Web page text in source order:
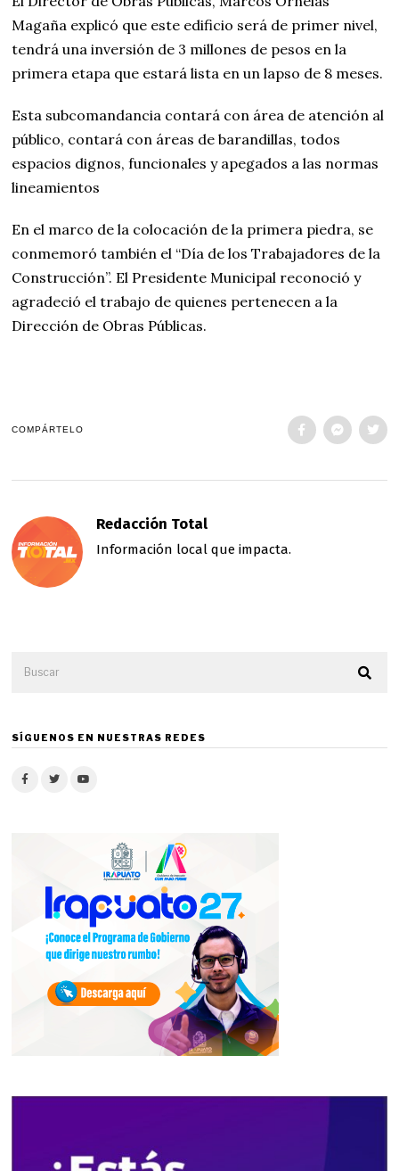
Magaña explicó que este edificio será de primer nivel,
tendrá una inversión de 3 millones de pesos en la
primera etapa que estará lista en un lapso de 8 meses.
Esta subcomandancia contará con área de atención al
público, contará con áreas de barandillas, todos
espacios dignos, funcionales y apegados a las normas
lineamientos
En el marco de la colocación de la primera piedra, se
conmemoró también el “Día de los Trabajadores de la
Construcción”. El Presidente Municipal reconoció y
agradeció el trabajo de quienes pertenecen a la
Dirección de Obras Públicas.
COMPÁRTELO
Redacción Total
Información local que impacta.
SÍGUENOS EN NUESTRAS REDES